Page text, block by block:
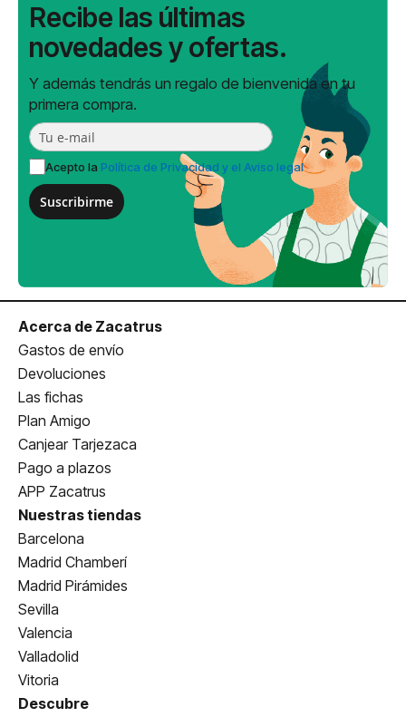
Recibe las últimas
novedades y ofertas.
Y además tendrás un regalo de bienvenida en tu
primera compra.
Acepto la Política de Privacidad y el Aviso legal
Suscribirme
Acerca de Zacatrus
Gastos de envío
Devoluciones
Las fichas
Plan Amigo
Canjear Tarjezaca
Pago a plazos
APP Zacatrus
Nuestras tiendas
Barcelona
Madrid Chamberí
Madrid Pirámides
Sevilla
Valencia
Valladolid
Vitoria
Descubre